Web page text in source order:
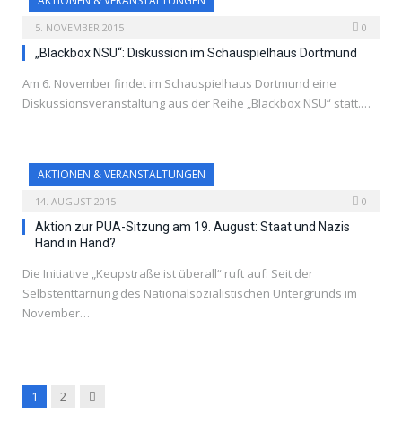
5. NOVEMBER 2015 0
„Blackbox NSU“: Diskussion im Schauspielhaus Dortmund
Am 6. November findet im Schauspielhaus Dortmund eine
Diskussionsveranstaltung aus der Reihe „Blackbox NSU“ statt.…
AKTIONEN & VERANSTALTUNGEN
14. AUGUST 2015 0
Aktion zur PUA-Sitzung am 19. August: Staat und Nazis
Hand in Hand?
Die Initiative „Keupstraße ist überall“ ruft auf: Seit der
Selbstenttarnung des Nationalsozialistischen Untergrunds im
November…
1 2 Next